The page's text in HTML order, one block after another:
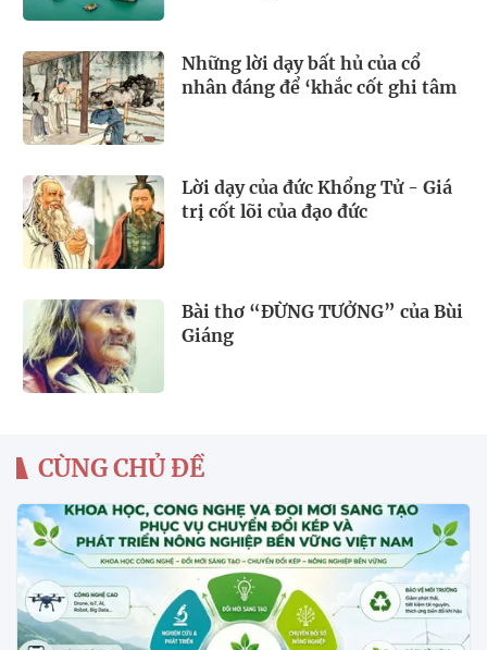
Những lời dạy bất hủ của cổ
nhân đáng để ‘khắc cốt ghi tâm
Lời dạy của đức Khổng Tử - Giá
trị cốt lõi của đạo đức
Bài thơ “ĐỪNG TƯỞNG” của Bùi
Giáng
CÙNG CHỦ ĐỀ